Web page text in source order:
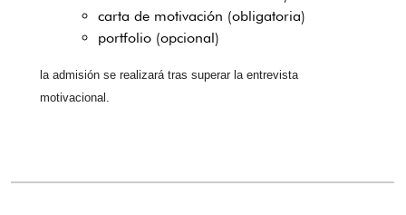
carta de motivación (obligatoria)
portfolio (opcional)
la admisión se realizará tras superar la entrevista
motivacional.